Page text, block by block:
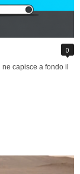
0
capisce a fondo il